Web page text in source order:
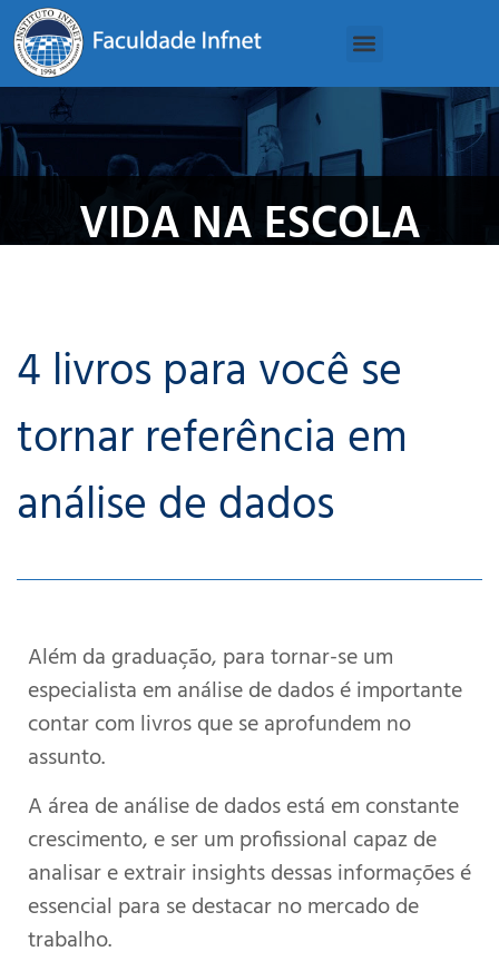
VIDA NA ESCOLA
4 livros para você se
tornar referência em
análise de dados
Além da graduação, para tornar-se um
especialista em análise de dados é importante
contar com livros que se aprofundem no
assunto.
A área de análise de dados está em constante
crescimento, e ser um profissional capaz de
analisar e extrair insights dessas informações é
essencial para se destacar no mercado de
trabalho.